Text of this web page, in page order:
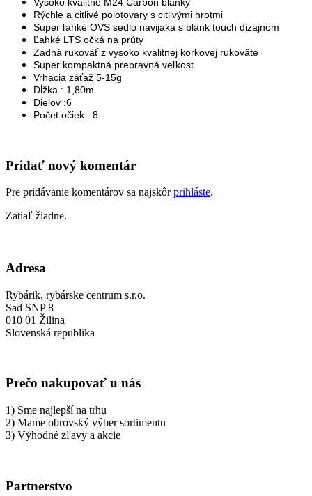
Rýchle a citlivé polotovary s citlivými hrotmi
Super ľahké OVS sedlo navijaka s blank touch dizajnom
Ľahké LTS očká na prúty
Zadná rukoväť z vysoko kvalitnej korkovej rukoväte
Super kompaktná prepravná veľkosť
Vrhacia záťaž 5-15g
Dĺžka : 1,80m
Dielov :6
Počet očiek : 8
Pridať nový komentár
Pre pridávanie komentárov sa najskôrprihláste.
Zatiaľ žiadne.
Adresa
Rybárik, rybárske centrum s.r.o.
Sad SNP 8
010 01 Žilina
Slovenská republika
Prečo nakupovať u nás
1) Sme najlepší na trhu
2) Mame obrovský výber sortimentu
3) Výhodné zľavy a akcie
Partnerstvo